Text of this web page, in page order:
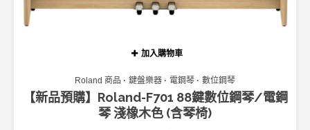
加入購物車
Roland 商品 鍵盤樂器 電鋼琴 數位鋼琴
【新品預購】Roland-F701 88鍵數位鋼琴/電鋼
琴 淺橡木色 (含琴椅)